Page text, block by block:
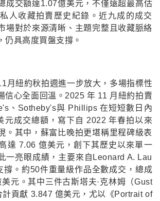
成交額達1.07億美元，不僅遠超最高估
人收藏拍賣歷史紀錄。近九成的成交
場對於來源清晰、主題完整且收藏脈絡
仍具高度買盤支撐。
月紐約秋拍週進一步放大，多場指標性
信心全面回溫。2025 年 11 月紐約拍賣
、Sotheby's與 Phillips 在短短數日內
元成交總額，寫下自 2022 年春拍以來
。其中，蘇富比晚拍更堪稱里程碑級表
達 7.06 億美元，創下其歷史以來單一
一亮眼成績，主要來自Leonard A. Lau
撐。約50件重量級作品全數成交，總成
元。其中三件古斯塔夫·克林姆（Gust
貢獻 3.847 億美元，尤以《Portrait of